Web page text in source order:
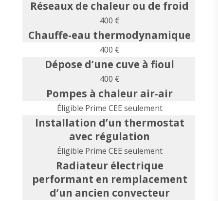
Réseaux de chaleur ou de froid
400 €
Chauffe-eau thermodynamique
400 €
Dépose d’une cuve à fioul
400 €
Pompes à chaleur air-air
Éligible Prime CEE seulement
Installation d’un thermostat
avec régulation
Éligible Prime CEE seulement
Radiateur électrique
performant en remplacement
d’un ancien convecteur